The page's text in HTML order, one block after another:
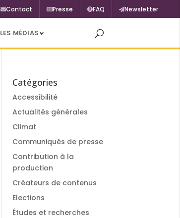
Contact Presse FAQ Newsletter
LES MÉDIAS
Catégories
Accessibilité
Actualités générales
Climat
Communiqués de presse
Contribution à la
production
Créateurs de contenus
Elections
Études et recherches